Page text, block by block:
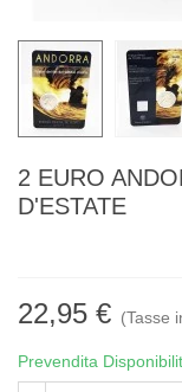
2 EURO
D'ESTATE
22,95 € (Tasse
Prevendita